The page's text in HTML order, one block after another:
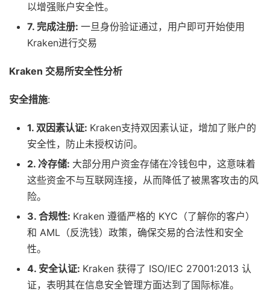
以增强账户安全性。
7. 完成注册: 一旦身份验证通过，用户即可开始使用
Kraken进行交易
Kraken 交易所安全性分析
安全措施:
1. 双因素认证: Kraken支持双因素认证，增加了账户的
安全性，防止未授权访问。
2. 冷存储: 大部分用户资金存储在冷钱包中，这意味着
这些资金不与互联网连接，从而降低了被黑客攻击的风
险。
3. 合规性: Kraken 遵循严格的 KYC（了解你的客户）
和 AML（反洗钱）政策，确保交易的合法性和安全
性。
4. 安全认证: Kraken 获得了 ISO/IEC 27001:2013 认
证，表明其在信息安全管理方面达到了国际标准。